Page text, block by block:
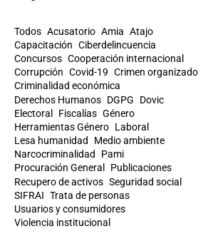
Todos Acusatorio Amia Atajo
Capacitación Ciberdelincuencia
Concursos Cooperación internacional
Corrupción Covid-19 Crimen organizado
Criminalidad económica
Derechos Humanos DGPG
Dovic
Electoral
Fiscalías Género
Herramientas Género Laboral
Lesa humanidad
Medio ambiente
Narcocriminalidad
Pami
Procuración General
Publicaciones
Recupero de activos Seguridad social
SIFRAI Trata de personas
Usuarios y consumidores
Violencia institucional